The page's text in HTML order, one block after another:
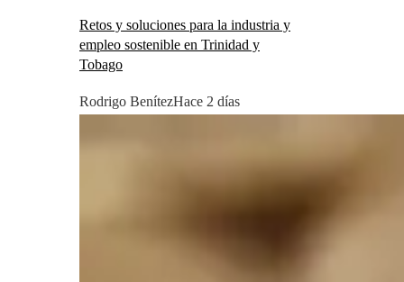
Retos y soluciones para la industria y
empleo sostenible en Trinidad y
Tobago
Rodrigo BenítezHace 2 días